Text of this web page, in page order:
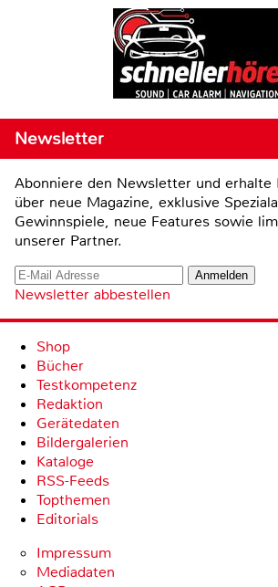
Newsletter
Abonniere den Newsletter und erhalte
über neue Magazine, exklusive
Gewinnspiele, neue Features sowie
unserer Partner.
Newsletter abbestellen
Shop
Bücher
Testkompetenz
Redaktion
Gerätedaten
Bildergalerien
Kataloge
RSS-Feeds
Topthemen
Editorials
Impressum
Mediadaten